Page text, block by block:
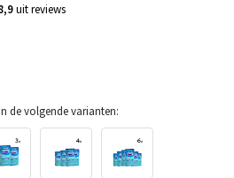
uit reviews
de volgende varianten: